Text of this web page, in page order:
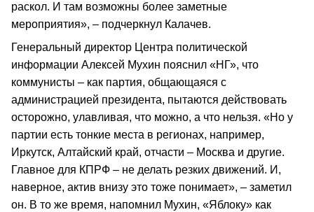
раскол. И там возможны более заметные
мероприятия», – подчеркнул Калачев.
Генеральный директор Центра политической
информации Алексей Мухин пояснил «НГ», что
коммунисты – как партия, общающаяся с
администрацией президента, пытаются действовать
осторожно, улавливая, что можно, а что нельзя. «Но у
партии есть тонкие места в регионах, например,
Иркутск, Алтайский край, отчасти – Москва и другие.
Главное для КПРФ – не делать резких движений. И,
наверное, актив внизу это тоже понимает», – заметил
он. В то же время, напомнил Мухин, «Яблоку» как